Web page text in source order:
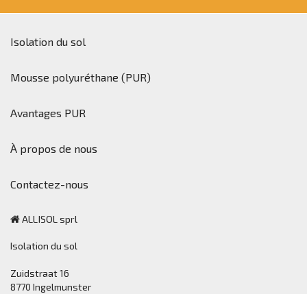
Isolation du sol
Mousse polyuréthane (PUR)
Avantages PUR
À propos de nous
Contactez-nous
ALLISOL sprl
Isolation du sol
Zuidstraat 16
8770 Ingelmunster